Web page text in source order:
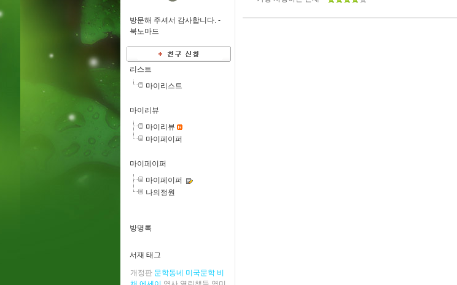
방문해 주셔서 감사합니다. -
북노마드
리스트
마이리스트
마이리뷰
마이리뷰
마이페이퍼
마이페이퍼
마이페이퍼
나의정원
방명록
서재 태그
개정판 문학동네 미국문학 비